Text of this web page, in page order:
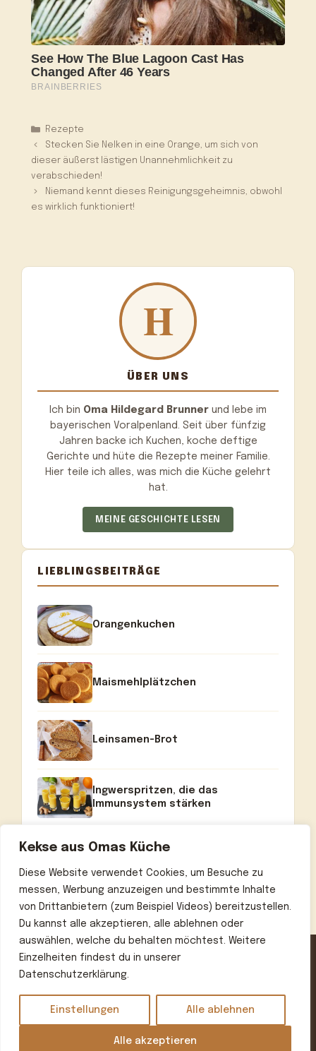
Kekse aus Omas Küche
Diese Website verwendet Cookies, um Besuche zu
messen, Werbung anzuzeigen und bestimmte Inhalte
von Drittanbietern (zum Beispiel Videos) bereitzustellen.
Du kannst alle akzeptieren, alle ablehnen oder
auswählen, welche du behalten möchtest. Weitere
Einzelheiten findest du in unserer
Datenschutzerklärung.
Einstellungen Alle ablehnen
Alle akzeptieren
Kategorien
Rezepte
Stecken Sie Nelken in eine Orange, um sich von
dieser äußerst lästigen Unannehmlichkeit zu
verabschieden!
Niemand kennt dieses Reinigungsgeheimnis, obwohl
es wirklich funktioniert!
ÜBER UNS
Ich bin Oma Hildegard Brunner und lebe im
bayerischen Voralpenland. Seit über fünfzig
Jahren backe ich Kuchen, koche deftige
Gerichte und hüte die Rezepte meiner Familie.
Hier teile ich alles, was mich die Küche gelehrt
hat.
MEINE GESCHICHTE LESEN
LIEBLINGSBEITRÄGE
Orangenkuchen
Maismehlplätzchen
Leinsamen-Brot
Ingwerspritzen, die das
Immunsystem stärken
© 2026 Omas beste Rezepte• Erstellt mit